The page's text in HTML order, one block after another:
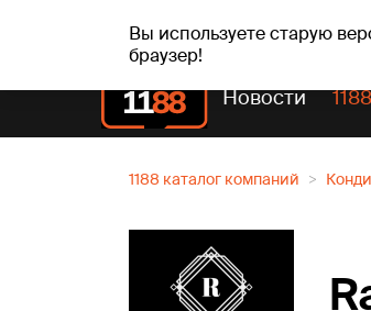
Вы используете старую
браузер!
чт, 06.08.2026. +19°C Aisma,
Новости
1188 каталог компаний